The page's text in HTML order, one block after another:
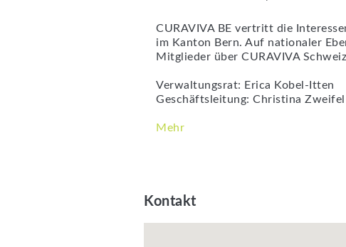
CURAVIVA BE vertritt die
im Kanton Bern. Auf nationaler
Mitglieder über CURAVIVA
Verwaltungsrat: Erica Kobel-Itten
Geschäftsleitung: Christina Zweifel
Branchen:
Mehr
Kontakt